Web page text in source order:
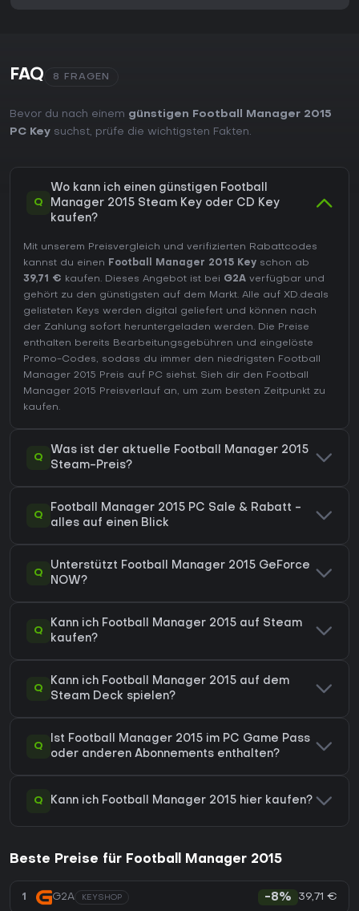
detaillierte Simulation des Vereinsmanagements ohne
Echtzeit-Steuerung suchen. Die Tiefe beim Kaderaufbau und
in lange Karrieren investieren. Die Resonanz lobte vor allem
die verbesserte Zugänglichkeit und die neuen
Verhaltensweisen bei Spielerwünschen kritisierten.
Das Spiel ist als eigenständiger Titel ohne laufende Saison-
Updates verfügbar. Es eignet sich für Fans des
ein oder zwei Spielzeiten bevorzugen. Der
Mehrspielermodus verlängert die Spielzeit für Gruppen, die
gemeinsame Karrieren anstreben. Insgesamt bietet der Titel
einen guten Einstieg für Einsteiger und zugleich genügend
Neuerungen, um erfahrene Spieler mit Interesse an
taktischen und personellen Aspekten anzusprechen.
FAQ 8 FRAGEN
Bevor du nach einem günstigen Football Manager 2015
PC Key suchst, prüfe die wichtigsten Fakten.
Q
Wo kann ich einen günstigen Football
Manager 2015 Steam Key oder CD Key
kaufen?
Mit unserem Preisvergleich und verifizierten Rabattcodes
kannst du einen Football Manager 2015 Key schon ab
39,71 € kaufen. Dieses Angebot ist bei G2A verfügbar und
gehört zu den günstigsten auf dem Markt. Alle auf XD.deals
gelisteten Keys werden digital geliefert und können nach
der Zahlung sofort heruntergeladen werden. Die Preise
enthalten bereits Bearbeitungsgebühren und eingelöste
Promo-Codes, sodass du immer den niedrigsten Football
Manager 2015 Preis auf PC siehst. Sieh dir den Football
Manager 2015 Preisverlauf an, um zum besten Zeitpunkt zu
kaufen.
Q
Was ist der aktuelle Football Manager 2015
Steam-Preis?
Q
Football Manager 2015 PC Sale & Rabatt -
alles auf einen Blick
Q
Unterstützt Football Manager 2015 GeForce
NOW?
Q
Kann ich Football Manager 2015 auf Steam
kaufen?
Q
Kann ich Football Manager 2015 auf dem
Steam Deck spielen?
Q
Ist Football Manager 2015 im PC Game Pass
oder anderen Abonnements enthalten?
Q Kann ich Football Manager 2015 hier kaufen?
Beste Preise für Football Manager 2015
1 G2A KEYSHOP -8% 39,71 €